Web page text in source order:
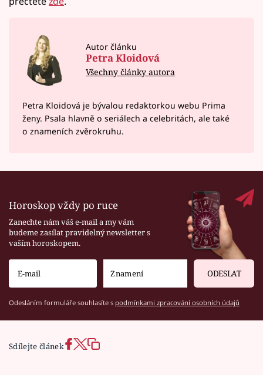
Autor článku
Petra Kloidová
Všechny články autora
Petra Kloidová je bývalou redaktorkou webu Prima
ženy. Psala hlavně o seriálech a celebritách, ale také
o znameních zvěrokruhu.
Horoskop vždy po ruce
Zanechte nám váš e-mail a my vám
budeme zasílat pravidelný newsletter s
vaším horoskopem.
ODESLAT
Odesláním formuláře souhlasíte s podmínkami zpracování osobních údajů
Sdílejte článek